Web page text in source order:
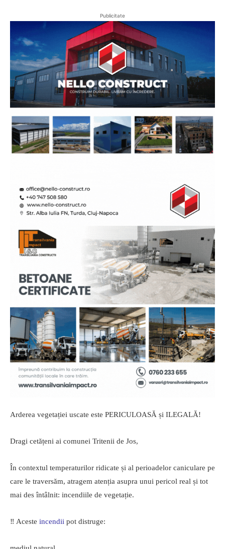
Publicitate
Arderea vegetației uscate este PERICULOASĂ și ILEGALĂ!
Dragi cetățeni ai comunei Tritenii de Jos,
În contextul temperaturilor ridicate și al perioadelor caniculare pe
care le traversăm, atragem atenția asupra unui pericol real și tot
mai des întâlnit: incendiile de vegetație.
‼️ Aceste incendii pot distruge: